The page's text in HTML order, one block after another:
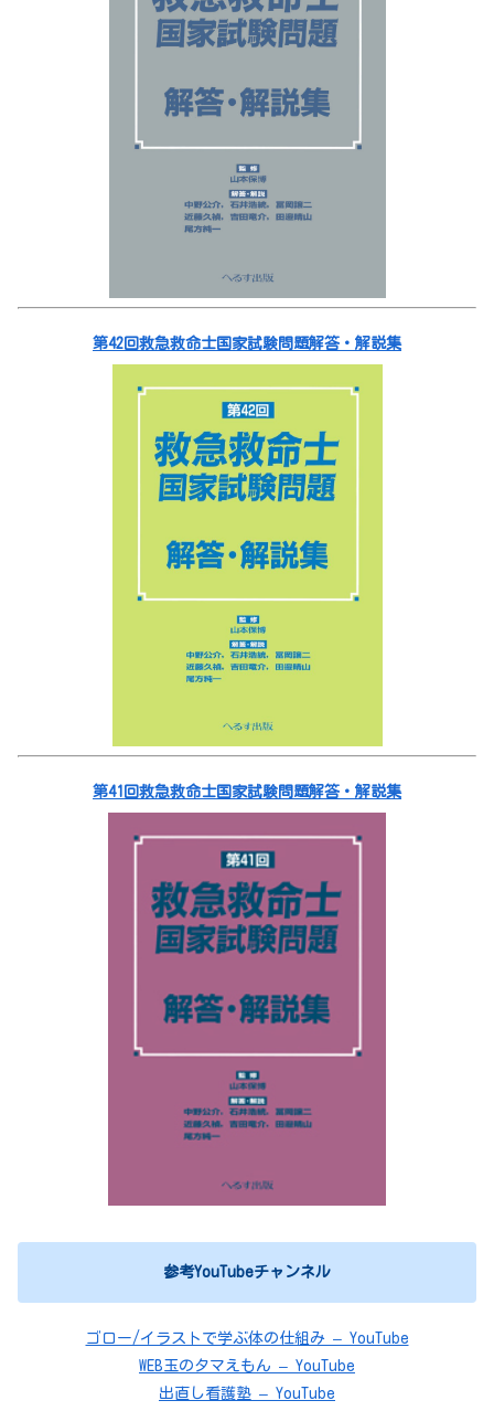
第42回救急救命士国家試験問題解答・解説集
第41回救急救命士国家試験問題解答・解説集
参考YouTubeチャンネル
ゴロー/イラストで学ぶ体の仕組み – YouTube
WEB玉のタマえもん – YouTube
出直し看護塾 – YouTube